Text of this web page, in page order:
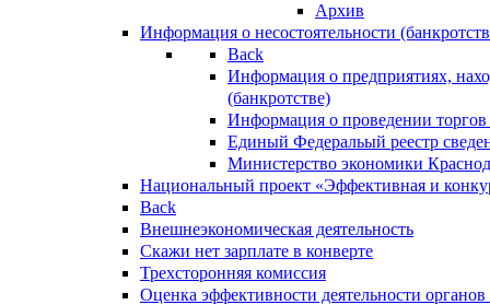
Архив
Информация о несостоятельности
Back
Информация о предприятиях,
(банкротстве)
Информация о проведении
Единый Федеральый реестр
Министерство экономики
Национальный проект «Эффективная и
Back
Внешнеэкономическая деятельность
Скажи нет зарплате в конверте
Трехсторонняя комиссия
Оценка эффективности деятельности